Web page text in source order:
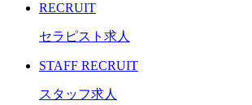
RECRUIT
セラピスト求人
STAFF RECRUIT
スタッフ求人